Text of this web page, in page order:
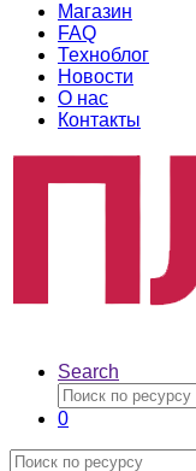
Магазин
FAQ
Техноблог
Новости
О нас
Контакты
Search
0